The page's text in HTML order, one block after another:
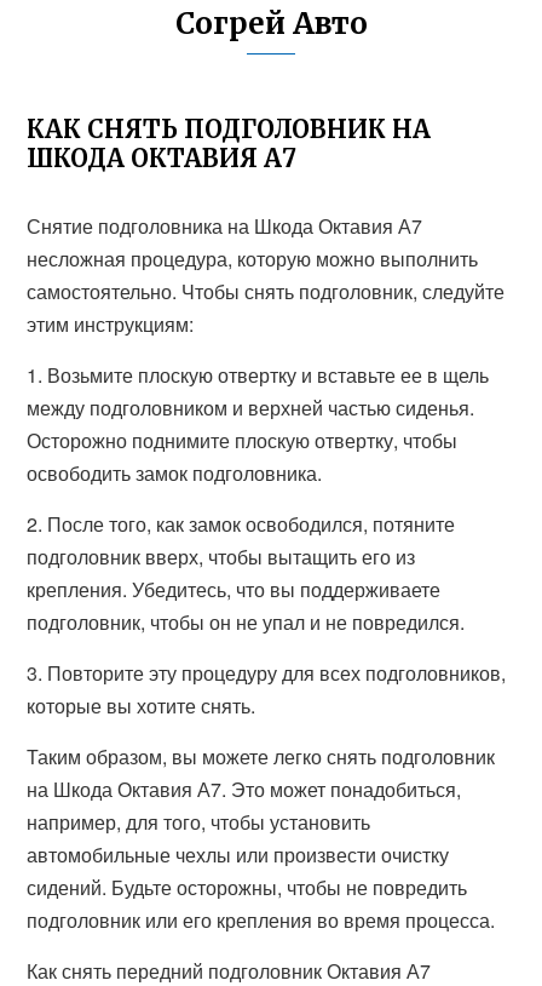
Согрей Авто
КАК СНЯТЬ ПОДГОЛОВНИК НА
ШКОДА ОКТАВИЯ А7
Снятие подголовника на Шкода Октавия А7
несложная процедура, которую можно выполнить
самостоятельно. Чтобы снять подголовник, следуйте
этим инструкциям:
1. Возьмите плоскую отвертку и вставьте ее в щель
между подголовником и верхней частью сиденья.
Осторожно поднимите плоскую отвертку, чтобы
освободить замок подголовника.
2. После того, как замок освободился, потяните
подголовник вверх, чтобы вытащить его из
крепления. Убедитесь, что вы поддерживаете
подголовник, чтобы он не упал и не повредился.
3. Повторите эту процедуру для всех подголовников,
которые вы хотите снять.
Таким образом, вы можете легко снять подголовник
на Шкода Октавия А7. Это может понадобиться,
например, для того, чтобы установить
автомобильные чехлы или произвести очистку
сидений. Будьте осторожны, чтобы не повредить
подголовник или его крепления во время процесса.
Как снять передний подголовник Октавия А7